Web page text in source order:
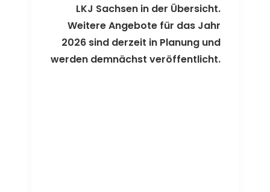
LKJ Sachsen in der Übersicht.
Weitere Angebote für das Jahr
2026 sind derzeit in Planung und
werden demnächst veröffentlicht.